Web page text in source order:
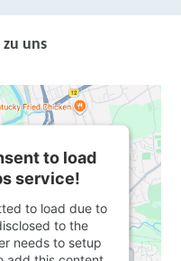
uns
to load
service!
to load due to
to the
needs to setup